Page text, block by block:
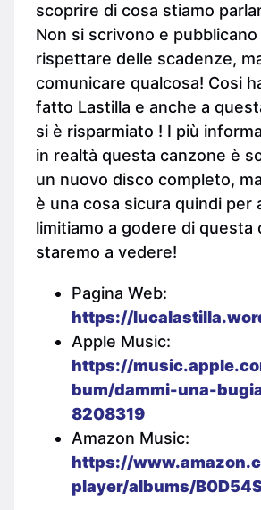
scoprire di cosa stiamo
Non si scrivono e
rispettare delle scadenze,
comunicare qualcosa! Cosi
fatto Lastilla e anche a
si è risparmiato ! I più
in realtà questa canzone è
un nuovo disco completo,
è una cosa sicura quindi per
limitiamo a godere di questa
staremo a vedere!
Pagina Web:
https://
Apple Music:
https://
bum/dammi-una-
8208319
Amazon Music:
https://
player/albums/